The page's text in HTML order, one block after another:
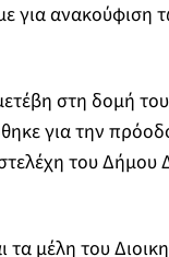
για ανακούφιση
στη δομή
για την
του Δήμου
μέλη του